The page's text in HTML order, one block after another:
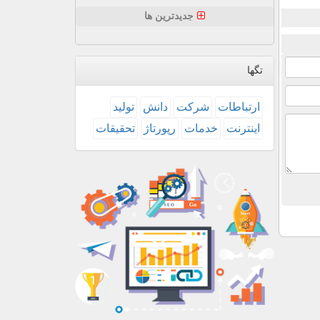
جدیدترین ها
تگها
ارتباطات شركت دانش
تولید
اینترنت
خدمات رپورتاژ تحقیقات